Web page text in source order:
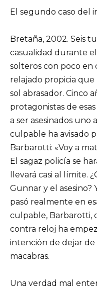
El segundo caso del
Bretaña, 2002. Seis
casualidad durante el
solteros con poco
relajado propicia
sol abrasador. Cinco
protagonistas de
a ser asesinados uno
culpable ha avisado
Barbarotti: «Voy a
El sagaz policía se
llevará casi al límite.
Gunnar y el asesino?
pasó realmente en
culpable, Barbarotti,
contra reloj ha
intención de dejar de
macabras.
Una verdad mal